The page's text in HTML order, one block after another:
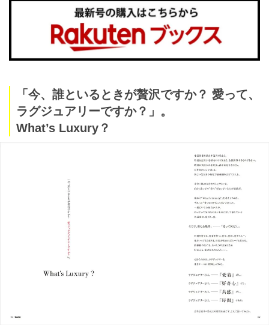
「今、誰といるときが贅沢ですか？ 愛って、
ラグジュアリーですか？」。
What’s Luxury？